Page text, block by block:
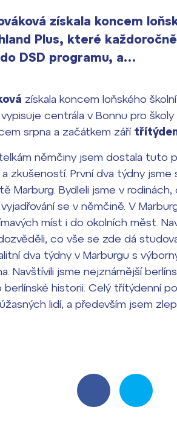
získala koncem
Plus, které
DSD programu, a…
získala koncem loňského
centrála v Bonnu pro
srpna a začátkem září
němčiny jsem dostala tuto
zkušeností. První dva týdny
Marburg. Bydleli jsme v
se v němčině. V
míst i do okolních měst.
co vše se zde dá
dva týdny v Marburgu s
Navštívili jsme nejznámější
historii. Celý třítýdenní
lidí, a především jsem